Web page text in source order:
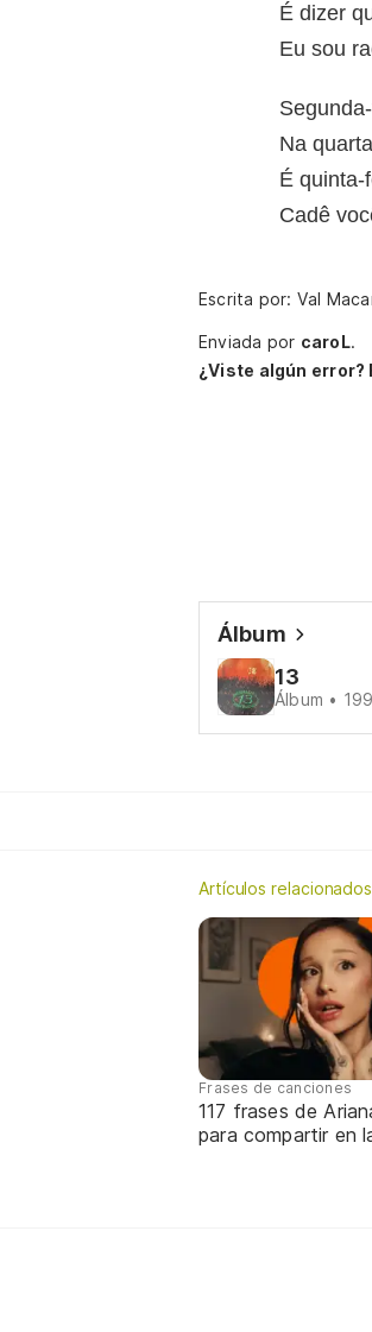
É dizer
Eu sou
Na
É quinta-
Cadê
Escrita por: Val
Enviada por caroL.
¿Viste algún error?
Álbum
13
Álbum •
Artículos relacionados
Frases de canciones
117 frases de
para compartir en